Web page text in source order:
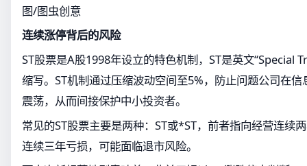
图/图虫创意
连续涨停背后的风险
ST股票是A股1998年设立的特色机制，ST是英文“Special
缩写。ST机制通过压缩波动空间至5%，防止问题公司在
震荡，从而间接保护中小投资者。
常见的ST股票主要是两种：ST或*ST，前者指向经营连续
连续三年亏损，可能面临退市风险。